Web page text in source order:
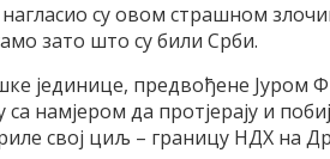
нагласио су овом страшном
зато што су били Срби.
јединице, предвођене Јуром
са намјером да протјерају и
свој циљ – границу НДХ на